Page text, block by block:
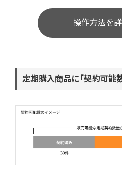
操作方法を
定期購入商品に「契約可能